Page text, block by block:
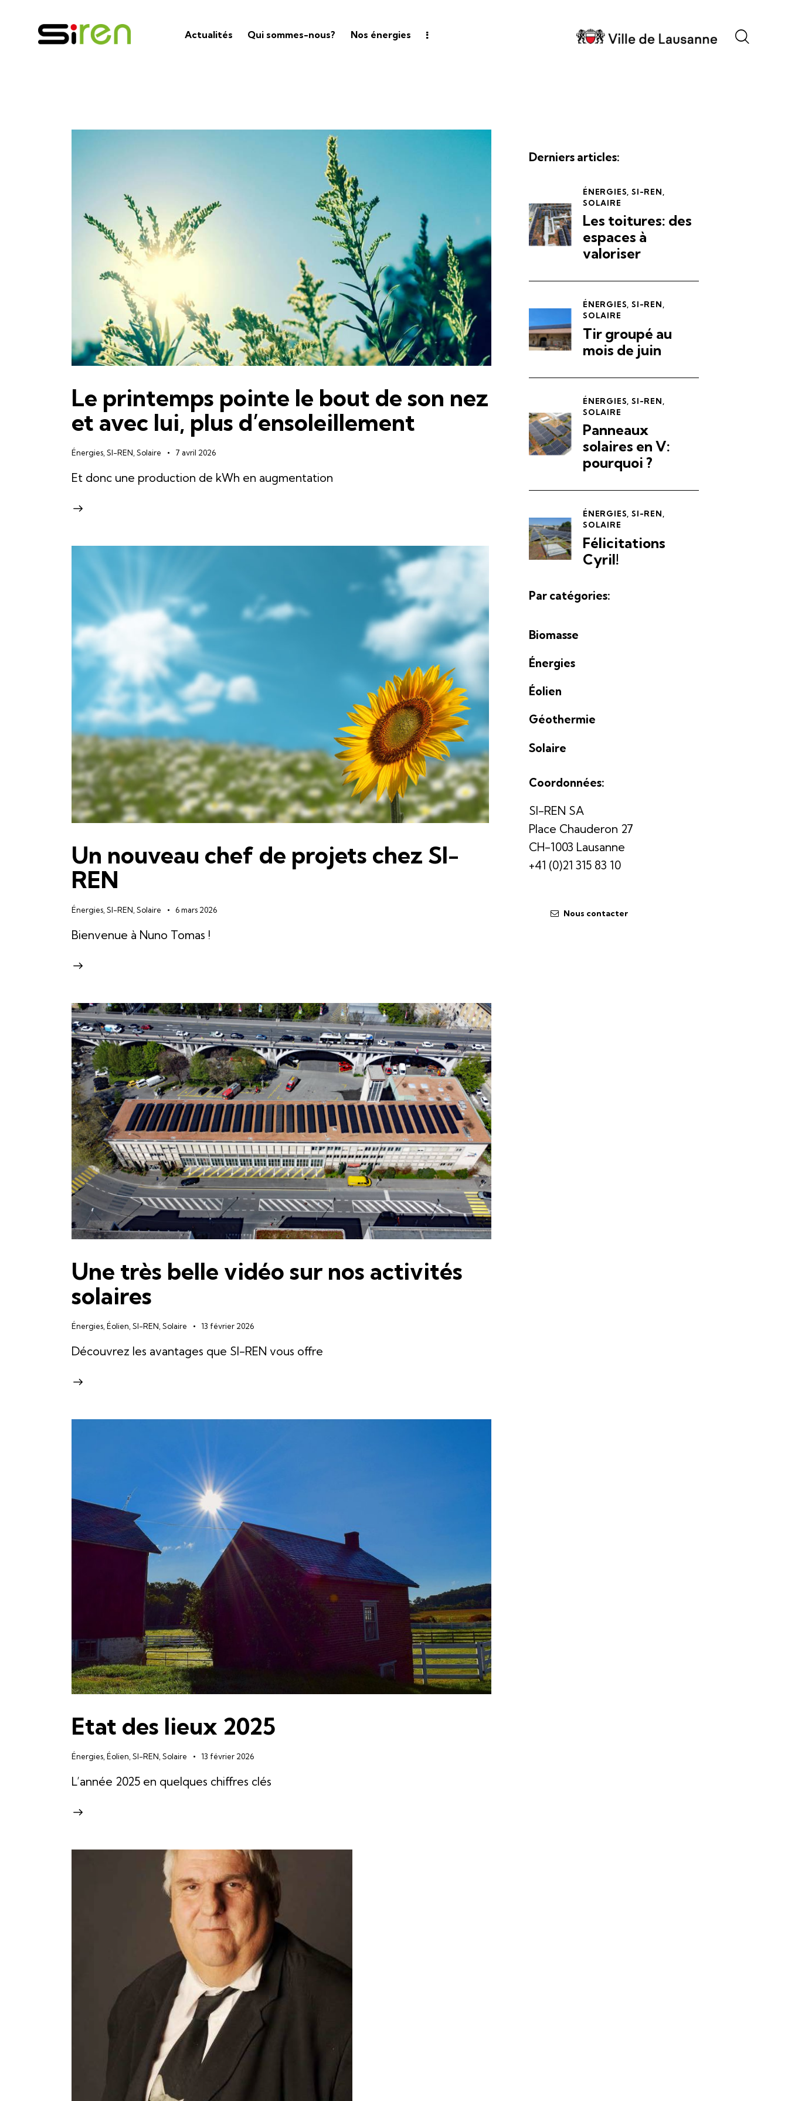
Actualités Qui sommes-nous? Nos énergies
Le printemps pointe le bout de son nez
et avec lui, plus d’ensoleillement
Énergies SI-REN Solaire 7 avril 2026
Et donc une production de kWh en augmentation
Un nouveau chef de projets chez SI-
REN
Énergies SI-REN Solaire 6 mars 2026
Bienvenue à Nuno Tomas !
Une très belle vidéo sur nos activités
solaires
Énergies Éolien SI-REN Solaire 13 février 2026
Découvrez les avantages que SI-REN vous offre
Etat des lieux 2025
Énergies Éolien SI-REN Solaire 13 février 2026
L’année 2025 en quelques chiffres clés
Derniers articles:
ÉNERGIES SI-REN
SOLAIRE
Les toitures: des
espaces à
valoriser
ÉNERGIES, SI-REN,
SOLAIRE
Tir groupé au
mois de juin
ÉNERGIES SI-REN
SOLAIRE
Panneaux
solaires en V:
pourquoi ?
ÉNERGIES, SI-REN,
SOLAIRE
Félicitations
Cyril!
Par catégories:
Biomasse
Énergies
Éolien
Géothermie
Solaire
Coordonnées:
SI-REN SA
Place Chauderon 27
CH-1003 Lausanne
+41 (0)21 315 83 10
Nous contacter